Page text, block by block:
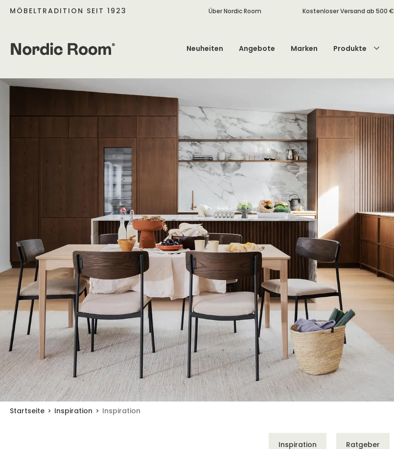
MÖBELTRADITION SEIT 1923 Über Nordic Room Kostenloser Versand ab 500 €
Neuheiten Angebote Marken Produkte
Startseite Inspiration Inspiration
Inspiration Ratgeber